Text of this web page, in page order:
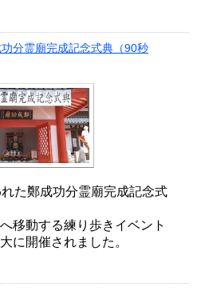
分霊廟完成記念式典（90秒
た鄭成功分霊廟完成記念式
移動する練り歩きイベント
に開催されました。